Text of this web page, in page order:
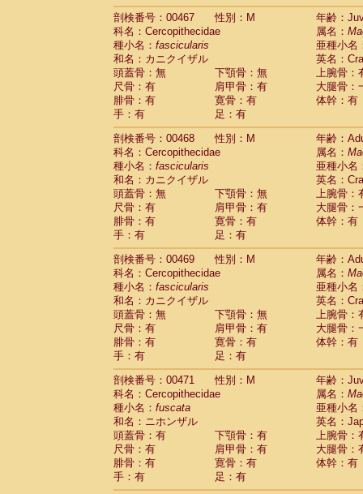
剖検番号：00467
性別：M
年齢：
科名：Cercopithecidae
属名：
種小名： fascicularis
亜種小名
和名：カニクイザル
英名：
頭蓋骨：無
下顎骨：無
上腕骨：
尺骨：有
肩甲骨：有
大腿骨：
腓骨：有
寛骨：有
体幹：有
手：有
足：有
剖検番号：00468
性別：M
年齢：
科名：Cercopithecidae
属名：
種小名： fascicularis
亜種小名
和名：カニクイザル
英名：
頭蓋骨：無
下顎骨：無
上腕骨：
尺骨：有
肩甲骨：有
大腿骨：
腓骨：有
寛骨：有
体幹：有
手：有
足：有
剖検番号：00469
性別：M
年齢：
科名：Cercopithecidae
属名：
種小名： fascicularis
亜種小名
和名：カニクイザル
英名：
頭蓋骨：無
下顎骨：無
上腕骨：
尺骨：有
肩甲骨：有
大腿骨：
腓骨：有
寛骨：有
体幹：有
手：有
足：有
剖検番号：00471
性別：M
年齢：
科名：Cercopithecidae
属名：
種小名： fuscata
亜種小名
和名：ニホンザル
英名：
頭蓋骨：有
下顎骨：有
上腕骨：
尺骨：有
肩甲骨：有
大腿骨：
腓骨：有
寛骨：有
体幹：有
手：有
足：有